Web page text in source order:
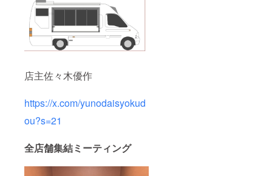
店主佐々木優作
https://x.com/yunodaisyokud
ou?s=21
全店舗集結ミーティング